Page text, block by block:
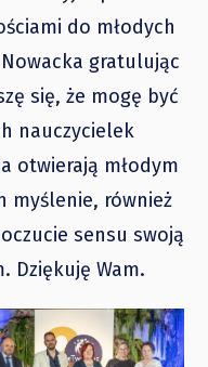
do młodych
gratulując
się, że mogę być
nauczycielek
otwierają młodym
myślenie, również
sensu swoją
Dziękuję Wam.